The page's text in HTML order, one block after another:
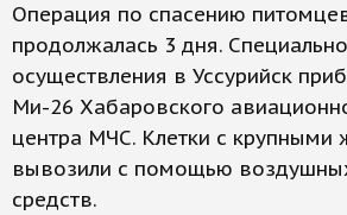
Операция по спасению
продолжалась 3 дня.
осуществления в Уссурийск
Ми-26 Хабаровского
центра МЧС. Клетки с крупными
вывозили с помощью
средств.